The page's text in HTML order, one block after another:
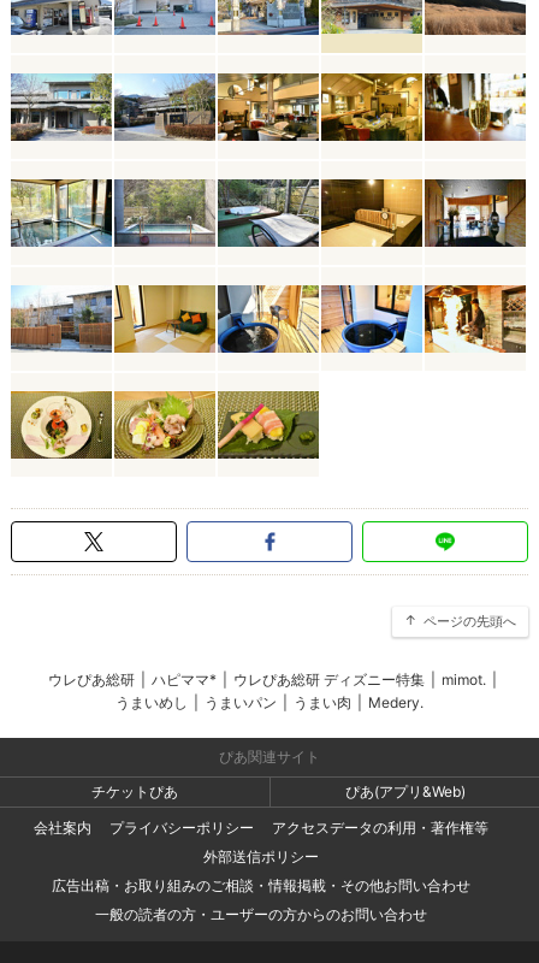
ページの先頭へ
ウレぴあ総研 ハピママ* ウレぴあ総研 ディズニー特集 mimot.
うまいめし
うまいパン うまい肉 Medery.
ぴあ関連サイト
チケットぴあ
ぴあ(アプリ&Web)
会社案内
プライバシーポリシー
アクセスデータの利用・著作権等
外部送信ポリシー
広告出稿・お取り組みのご相談・情報掲載・その他お問い合わせ
一般の読者の方・ユーザーの方からのお問い合わせ